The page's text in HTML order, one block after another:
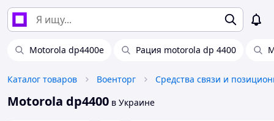
Motorola dp4400e Рация motorola dp 4400
Каталог товаров Военторг
Motorola dp4400 в Украине